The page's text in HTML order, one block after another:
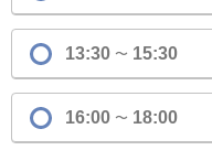
13:30 〜 15:30
16:00 〜 18:00